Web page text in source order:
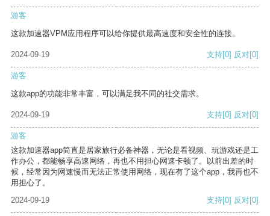
游客
这款加速器VPM应用程序可以给你提供最高速度和安全性的连接。
2024-09-19 支持[0] 反对[0]
游客
这款app的功能非常丰富，可以满足我不同的社交需求。
2024-09-19 支持[0] 反对[0]
游客
这款加速器app简直是居家旅行必备神器，无论是看视频、玩游戏还是工
作办公，都能畅享高速网络，再也不用担心网速卡顿了。以前出差的时
候，经常因为网速慢而无法正常使用网络，现在有了这个app，我再也不
用担心了。
2024-09-19
支持[0] 反对[0]